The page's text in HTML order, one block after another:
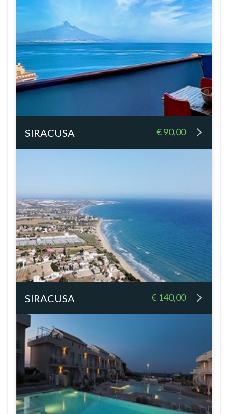
SIRACUSA € 90,00
SIRACUSA € 140,00